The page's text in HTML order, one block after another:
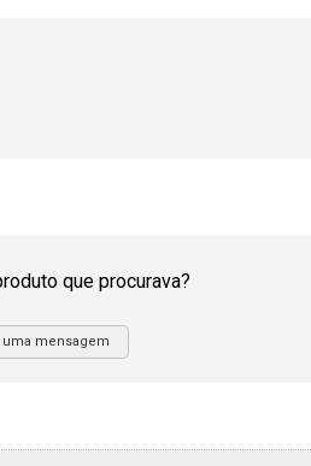
que procurava?
mensagem